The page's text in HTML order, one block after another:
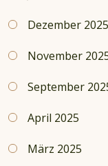
Dezember 2025
November
September
April 2025
März 2025